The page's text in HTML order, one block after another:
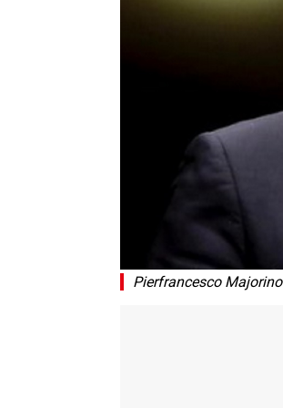
Pierfrancesco Majorino